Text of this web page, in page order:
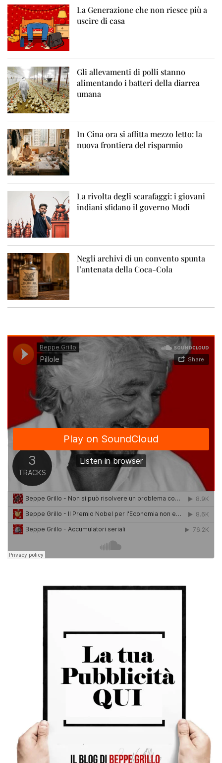
La Generazione che non riesce più a
uscire di casa
Gli allevamenti di polli stanno
alimentando i batteri della diarrea
umana
In Cina ora si affitta mezzo letto: la
nuova frontiera del risparmio
La rivolta degli scarafaggi: i giovani
indiani sfidano il governo Modi
Negli archivi di un convento spunta
l’antenata della Coca-Cola